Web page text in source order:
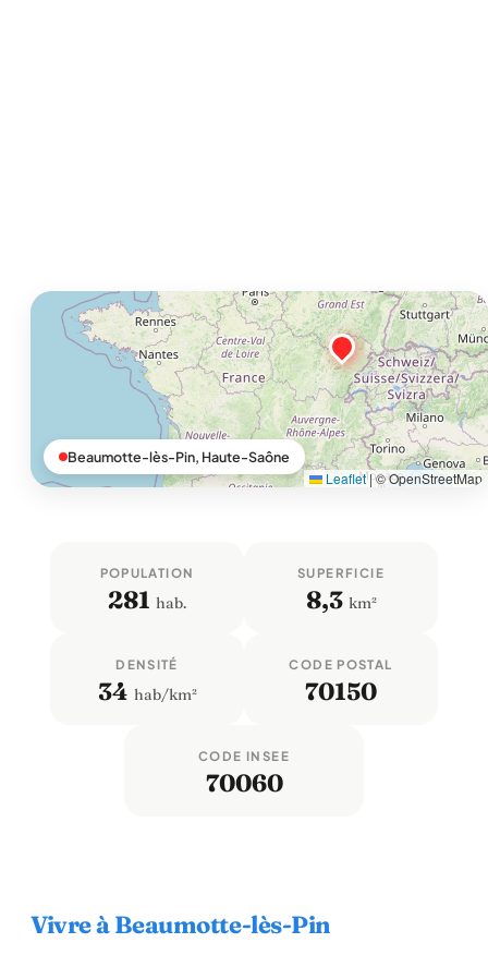
Leaflet |© OpenStreetMap
Beaumotte-lès-Pin, Haute-Saône
POPULATION
281 hab.
SUPERFICIE
8,3 km²
DENSITÉ
34 hab/km²
CODE POSTAL
70150
CODE INSEE
70060
Vivre à Beaumotte-lès-Pin